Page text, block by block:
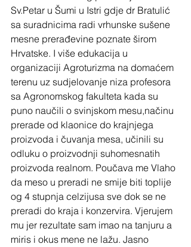
Sv.Petar u Šumi u Istri gdje dr Bratulić
sa suradnicima radi vrhunske sušene
mesne prerađevine poznate širom
Hrvatske. I više edukacija u
organizaciji Agroturizma na domaćem
terenu uz sudjelovanje niza profesora
sa Agronomskog fakulteta kada su
puno naučili o svinjskom mesu,načinu
prerade od klaonice do krajnjega
proizvoda i čuvanja mesa, učinili su
odluku o proizvodnji suhomesnatih
proizvoda realnom. Poučava me Vlaho
da meso u preradi ne smije biti toplije
og 4 stupnja celzijusa sve dok se ne
preradi do kraja i konzervira. Vjerujem
mu jer rezultate sam imao na tanjuru a
miris i okus mene ne lažu. Jasno